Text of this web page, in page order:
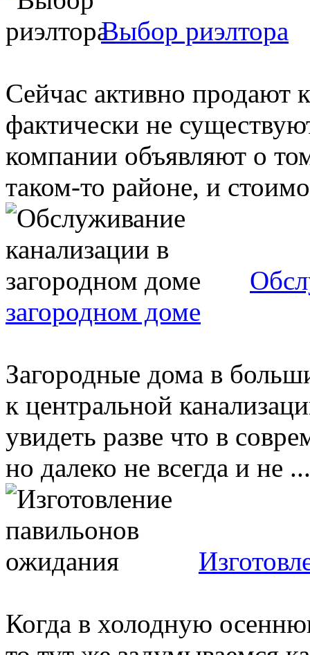
Выбор риэлтора
Сейчас активно продают
фактически не
компании объявляют о
таком-то районе, и
загородном доме
Загородные дома в
к центральной
увидеть разве что в
но далеко не всегда и не ...
Когда в холодную